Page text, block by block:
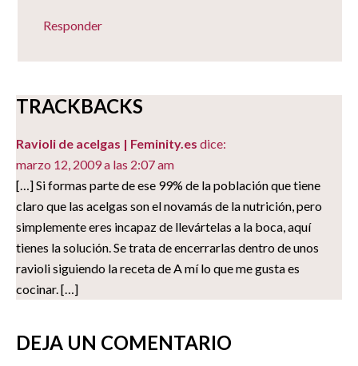
Responder
TRACKBACKS
Ravioli de acelgas | Feminity.es dice:
marzo 12, 2009 a las 2:07 am
[…] Si formas parte de ese 99% de la población que tiene
claro que las acelgas son el novamás de la nutrición, pero
simplemente eres incapaz de llevártelas a la boca, aquí
tienes la solución. Se trata de encerrarlas dentro de unos
ravioli siguiendo la receta de A mí lo que me gusta es
cocinar. […]
DEJA UN COMENTARIO